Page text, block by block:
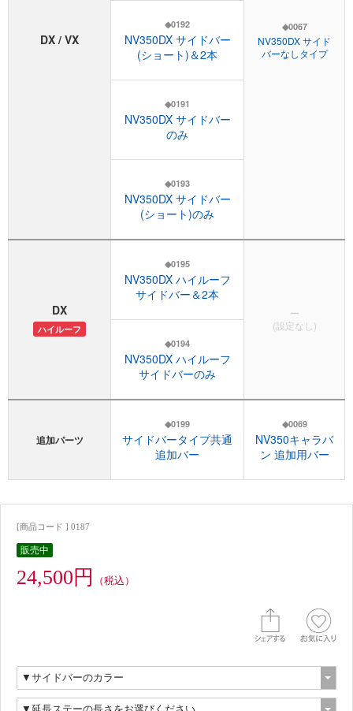
DX / VX
◆0067
NV350DX サイド
バーなしタイプ
◆0192
NV350DX サイドバー
(ショート)＆2本
◆0191
NV350DX サイドバー
のみ
◆0193
NV350DX サイドバー
(ショート)のみ
DX
ハイルーフ
◆0195
NV350DX ハイルーフ
サイドバー＆2本
ー
(設定なし)
◆0194
NV350DX ハイルーフ
サイドバーのみ
追加パーツ
◆0199
サイドバータイプ共通
追加バー
◆0069
NV350キャラバ
ン 追加用バー
[商品コード ] 0187
販売中
24,500円 （税込）